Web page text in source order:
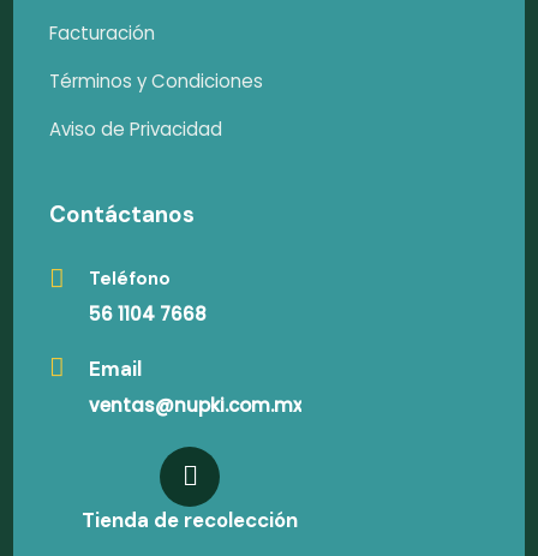
Facturación
Términos y Condiciones
Aviso de Privacidad
Contáctanos
Teléfono
56 1104 7668
Email
ventas@nupki.com.mx
Tienda de recolección